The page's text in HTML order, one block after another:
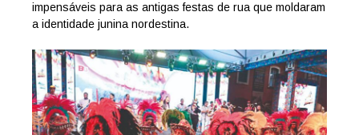
impensáveis para as antigas festas de rua que moldaram
a identidade junina nordestina.